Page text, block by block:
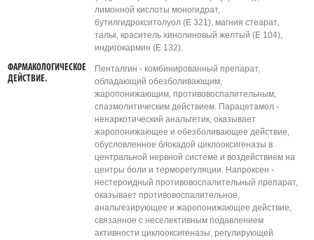
лимонной кислоты моногидрат,
бутилгидрокситолуол (Е 321), магния стеарат,
тальк, краситель хинолиновый желтый (Е 104),
индигокармин (Е 132).
ФАРМАКОЛОГИЧЕСКОЕ
ДЕЙСТВИЕ.
Пенталгин - комбинированный препарат,
обладающий обезболивающим,
жаропонижающим, противовоспалительным,
спазмолитическим действием. Парацетамол -
ненаркотический анальгетик, оказывает
жаропонижающее и обезболивающее действие,
обусловленное блокадой циклооксигеназы в
центральной нервной системе и воздействием на
центры боли и терморегуляции. Напроксен -
нестероидный противовоспалительный препарат,
оказывает противовоспалительное,
анальгезирующее и жаропонижающее действие,
связанное с неселективным подавлением
активности циклооксигеназы, регулирующей